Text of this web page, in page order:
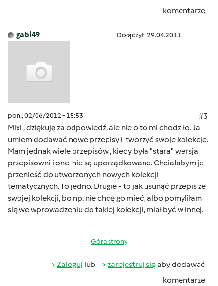
komentarze
gabi49 Dołączył : 29.04.2011
pon., 02/06/2012 - 15:53
#3
Mixi , dziękuję za odpowiedź, ale nie o to mi chodziło. Ja
umiem dodawać nowe przepisy i tworzyć swoje kolekcje.
Mam jednak wiele przepisów , kiedy była "stara" wersja
przepisowni i one nie są uporządkowane. Chciałabym je
przenieść do utworzonych nowych kolekcji
tematycznych. To jedno. Drugie - to jak usunąć przepis ze
swojej kolekcji, bo np. nie chcę go mieć, albo pomyliłam
się we wprowadzeniu do takiej kolekcji, miał być w innej.
Góra strony
Zaloguj lub zarejestruj sięaby dodawać
komentarze